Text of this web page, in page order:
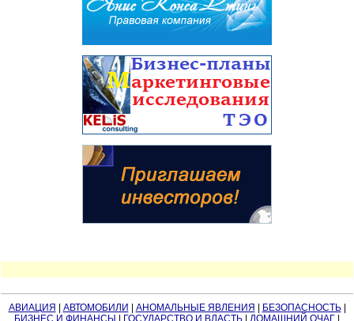
АВИАЦИЯ АВТОМОБИЛИ АНОМАЛЬНЫЕ ЯВЛЕНИЯ БЕЗОПАСНОСТЬ|